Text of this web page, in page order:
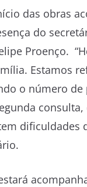
das obras
do
Proenço.
Estamos
o número
dificuldades